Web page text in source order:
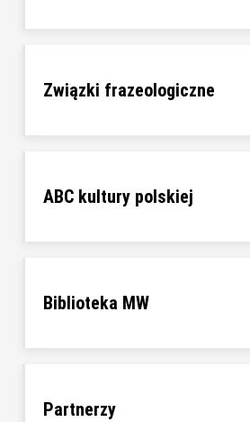
Związki frazeologiczne
ABC kultury polskiej
Biblioteka MW
Partnerzy